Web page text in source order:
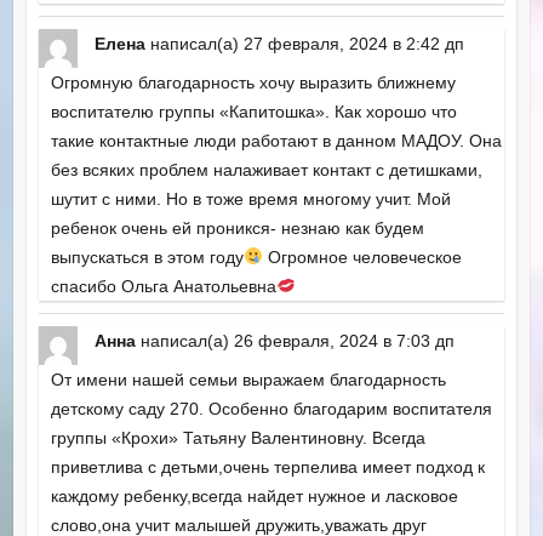
Елена написал(а) 27 февраля, 2024 в 2:42 дп
Огромную благодарность хочу выразить ближнему
воспитателю группы «Капитошка». Как хорошо что
такие контактные люди работают в данном МАДОУ. Она
без всяких проблем налаживает контакт с детишками,
шутит с ними. Но в тоже время многому учит. Мой
ребенок очень ей проникся- незнаю как будем
выпускаться в этом году
Огромное человеческое
спасибо Ольга Анатольевна
Анна написал(а) 26 февраля, 2024 в 7:03 дп
От имени нашей семьи выражаем благодарность
детскому саду 270. Особенно благодарим воспитателя
группы «Крохи» Татьяну Валентиновну. Всегда
приветлива с детьми,очень терпелива имеет подход к
каждому ребенку,всегда найдет нужное и ласковое
слово,она учит малышей дружить,уважать друг